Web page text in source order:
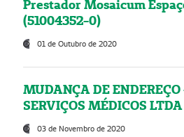
Prestador Mosaicum
(51004352-0)
01 de Outubro de 2020
MUDANÇA DE
SERVIÇOS MÉDICOS
03 de Novembro de 2020